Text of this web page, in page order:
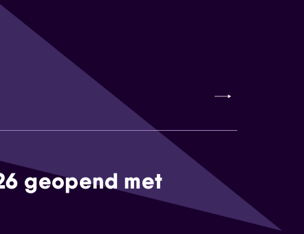
geopend met